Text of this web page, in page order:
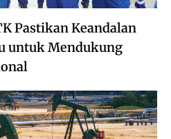
Pastikan Keandalan
untuk Mendukung